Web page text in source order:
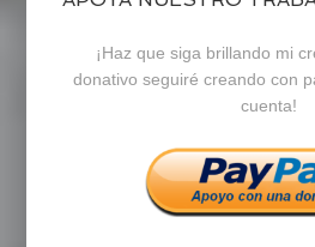
en en en
¡Haz que siga brillando mi
donativo seguiré creando con
cuenta!